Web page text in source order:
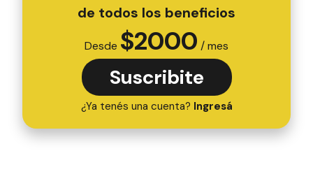
de todos los beneficios
Desde $2000 / mes
Suscribite
¿Ya tenés una cuenta? Ingresá